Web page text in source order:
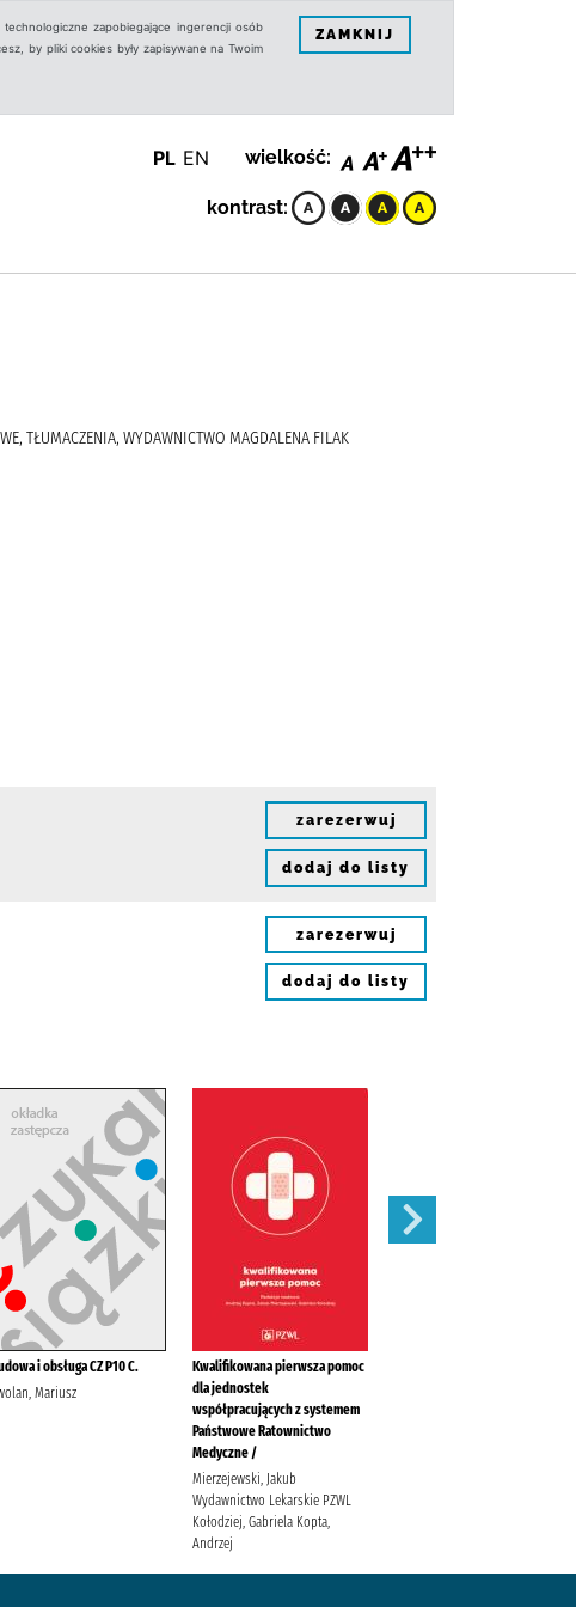
zapobiegające ingerencji osób
by pliki cookies były zapisywane na Twoim
ZAMKNIJ
PL EN wielkość:
kontrast:
TŁUMACZENIA, WYDAWNICTWO MAGDALENA FILAK
zarezerwuj
dodaj do listy
zarezerwuj
dodaj do listy
i obsługa CZ P10 C.
Mariusz
Kwalifikowana pierwsza pomoc
dla jednostek
współpracujących z systemem
Państwowe Ratownictwo
Medyczne /
Mierzejewski, Jakub
Wydawnictwo Lekarskie PZWL
Kołodziej, Gabriela Kopta,
Andrzej